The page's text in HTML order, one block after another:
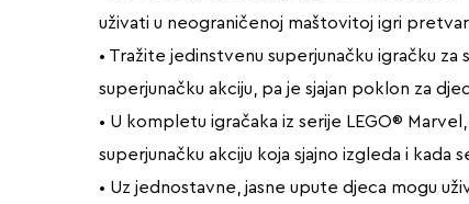
uživati u neograničenoj maštovitoj igri
• Tražite jedinstvenu superjunačku igračku
superjunačku akciju, pa je sjajan poklon za
• U kompletu igračaka iz serije LEGO®
superjunačku akciju koja sjajno izgleda i kada
• Uz jednostavne, jasne upute djeca mogu